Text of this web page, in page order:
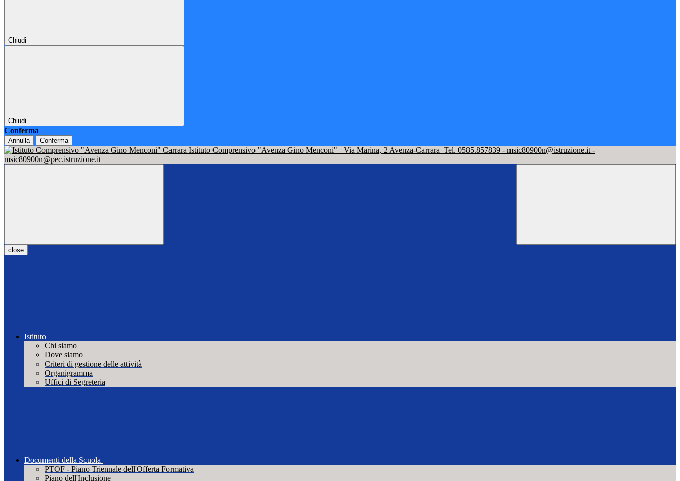
Chiudi
Chiudi
Conferma
Annulla Conferma
Istituto Comprensivo "Avenza Gino Menconi" Via Marina, 2 Avenza-Carrara Tel. 0585.857839 - msic80900n@istruzione.it -
msic80900n@pec.istruzione.it
close
Istituto
Chi siamo
Dove siamo
Criteri di gestione delle attività
Organigramma
Uffici di Segreteria
Documenti della Scuola
PTOF - Piano Triennale dell'Offerta Formativa
Piano dell'Inclusione